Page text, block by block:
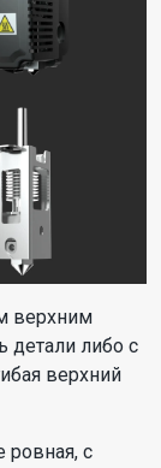
верхним
детали либо с
верхний
ровная, с